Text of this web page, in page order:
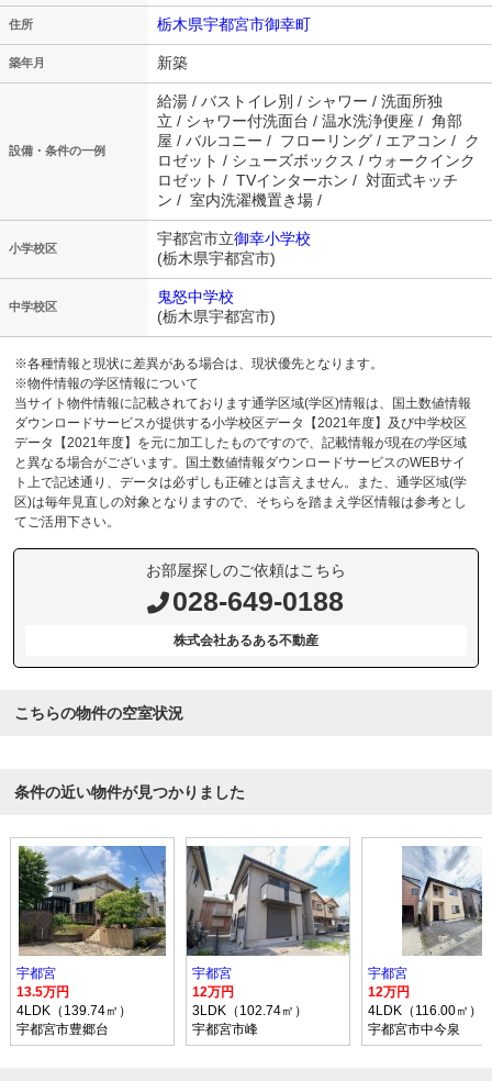
住所 栃木県宇都宮市御幸町
築年月 新築
設備・条件の一例
給湯 / バストイレ別 / シャワー / 洗面所独
立 / シャワー付洗面台 / 温水洗浄便座 / 角部
屋 / バルコニー / フローリング / エアコン / ク
ロゼット / シューズボックス / ウォークインク
ロゼット / TVインターホン / 対面式キッチ
ン / 室内洗濯機置き場 /
小学校区
宇都宮市立御幸小学校
(栃木県宇都宮市)
中学校区
鬼怒中学校
(栃木県宇都宮市)
※各種情報と現状に差異がある場合は、現状優先となります。
※物件情報の学区情報について
当サイト物件情報に記載されております通学区域(学区)情報は、国土数値情報
ダウンロードサービスが提供する小学校区データ【2021年度】及び中学校区
データ【2021年度】を元に加工したものですので、記載情報が現在の学区域
と異なる場合がございます。国土数値情報ダウンロードサービスのWEBサイ
ト上で記述通り、データは必ずしも正確とは言えません。また、通学区域(学
区)は毎年見直しの対象となりますので、そちらを踏まえ学区情報は参考とし
てご活用下さい。
お部屋探しのご依頼はこちら
028-649-0188
株式会社あるある不動産
こちらの物件の空室状況
条件の近い物件が見つかりました
宇都宮
13.5万円
4LDK（139.74㎡）
宇都宮市豊郷台
宇都宮
12万円
3LDK（102.74㎡）
宇都宮市峰
宇都宮
12万円
4LDK（116.00㎡）
宇都宮市中今泉